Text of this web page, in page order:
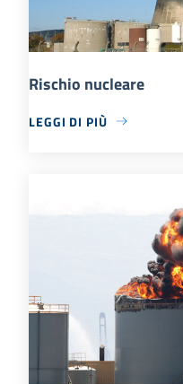
Rischio nucleare
LEGGI DI PIÙ